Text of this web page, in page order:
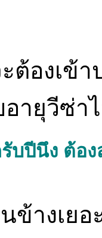
ต้องเข้
ายุวีซ่า
บปีนึง ต้อ
ข้างเยอ